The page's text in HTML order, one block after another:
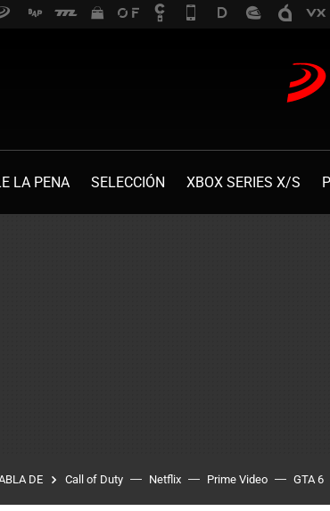
LA PENA SELECCIÓN XBOX SERIES X/S
DE Call of Duty Netflix Prime Video GTA 6